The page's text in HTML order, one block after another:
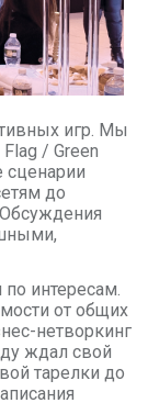
игр. Мы
Flag / Green
сценарии
до
интересам.
от общих
нетворкинг
ждал свой
тарелки до